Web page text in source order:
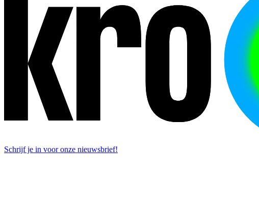
Schrijf je in voor onze nieuwsbrief!